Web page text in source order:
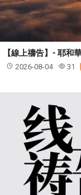
52 帖撒羅尼迦前
54 提摩太前書
57 腓利門書
58
63 約翰二書
64
愛神
喜樂 管
趕鬼
認識魔鬼
彰顯神憤怒的器皿
神同在
傳道者的
使徒保羅的神學
智慧與悟性
從
【線上禱告】- 耶和
2026-08-04 31